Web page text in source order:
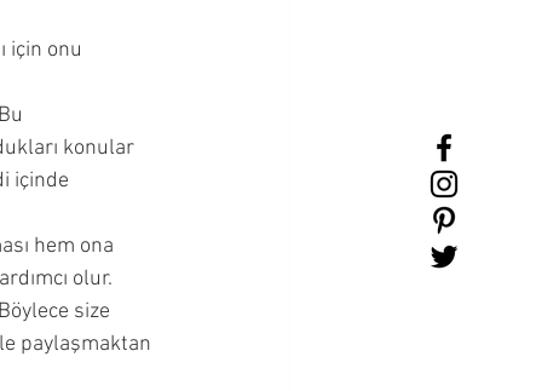
için onu
konular
içinde
hem ona
olur.
size
paylaşmaktan